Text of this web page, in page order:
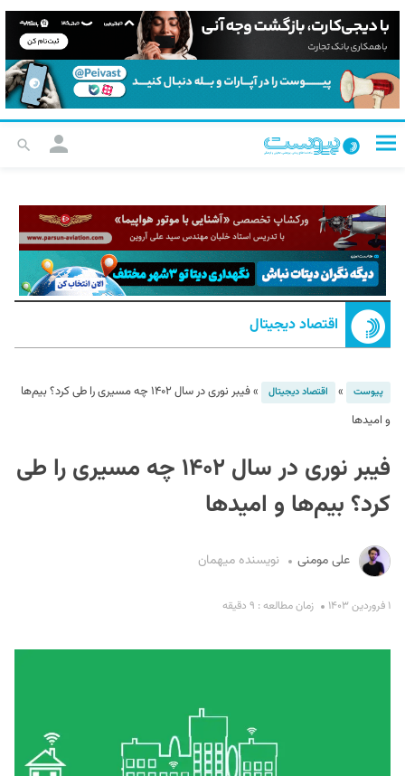
اقتصاد دیجیتال
پیوست » اقتصاد دیجیتال »
فیبر نوری در سال ۱۴۰۲ چه مسیری را طی کرد؟‌ بیم‌ها
و امیدها
فیبر نوری در سال ۱۴۰۲ چه مسیری را طی
کرد؟‌ بیم‌ها و امیدها
علی مومنی نویسنده میهمان
۱ فروردین ۱۴۰۳ زمان مطالعه : ۹ دقیقه